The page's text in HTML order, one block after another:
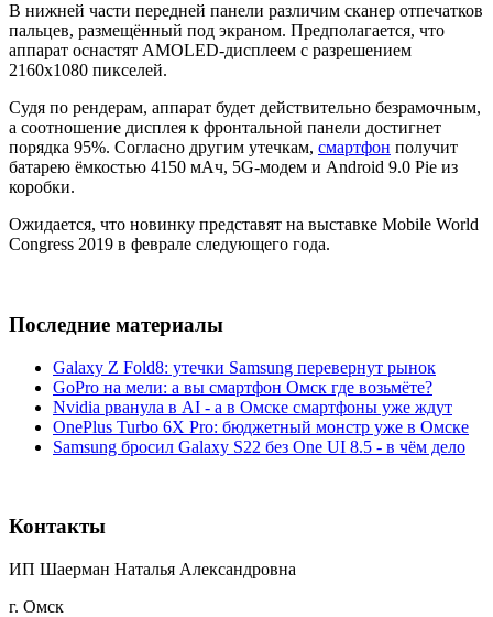
В нижней части передней панели различим сканер отпечатков
пальцев, размещённый под экраном. Предполагается, что
аппарат оснастят AMOLED-дисплеем с разрешением
2160х1080 пикселей.
Судя по рендерам, аппарат будет действительно безрамочным,
а соотношение дисплея к фронтальной панели достигнет
порядка 95%. Согласно другим утечкам, смартфон получит
батарею ёмкостью 4150 мАч, 5G-модем и Android 9.0 Pie из
коробки.
Ожидается, что новинку представят на выставке Mobile World
Congress 2019 в феврале следующего года.
Последние материалы
Galaxy Z Fold8: утечки Samsung перевернут рынок
GoPro на мели: а вы смартфон Омск где возьмёте?
Nvidia рванула в AI - а в Омске смартфоны уже ждут
OnePlus Turbo 6X Pro: бюджетный монстр уже в Омске
Samsung бросил Galaxy S22 без One UI 8.5 - в чём дело
Контакты
ИП Шаерман Наталья Александровна
г. Омск